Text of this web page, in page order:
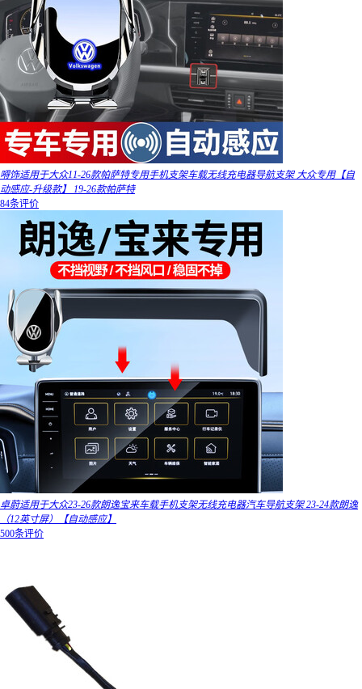
嘚饰适用于大众11-26款帕萨特专用手机支架车载无线充电器导航支架 大众专用【自
动感应-升级款】 19-26款帕萨特
84条评价
卓蔚适用于大众23-26款朗逸宝来车载手机支架无线充电器汽车导航支架 23-24款朗逸
（12英寸屏）【自动感应】
500条评价